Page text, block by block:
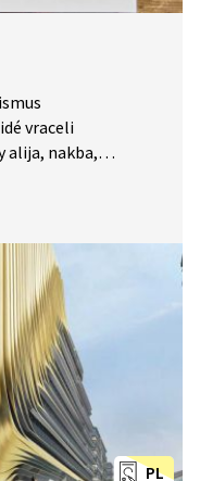
vraceli
alija, nakba,
staletých křivd
Svaté zemi.
PL